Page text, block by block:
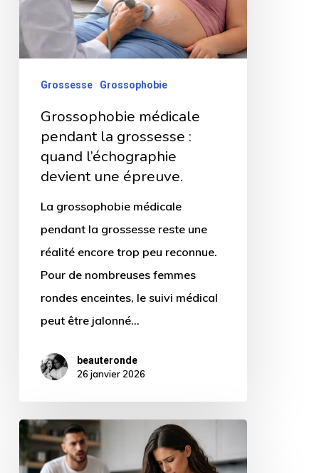
grossesse
:
quand
épreuve.
Grossesse Grossophobie
Grossophobie médicale
pendant la grossesse :
quand l’échographie
devient une épreuve.
La grossophobie médicale
pendant la grossesse reste une
réalité encore trop peu reconnue.
Pour de nombreuses femmes
rondes enceintes, le suivi médical
peut être jalonné…
beauteronde
26 janvier 2026
Grossophobie
pendant